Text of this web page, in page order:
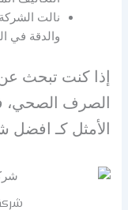
نالت
والدقة في
إذا كنت تبحث
الصرف الصحي،
الأمثل كـ